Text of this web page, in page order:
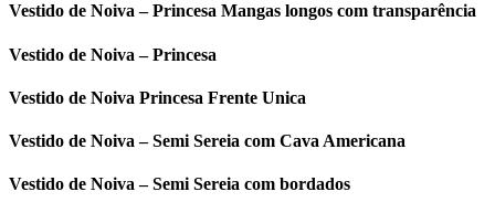
Vestido de Noiva – Princesa Mangas longos com transparência
Vestido de Noiva – Princesa
Vestido de Noiva Princesa Frente Unica
Vestido de Noiva – Semi Sereia com Cava Americana
Vestido de Noiva – Semi Sereia com bordados